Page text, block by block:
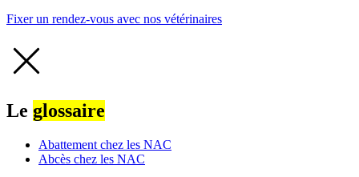
Fixer un rendez-vous avec nos vétérinaires
Le glossaire
Abattement chez les NAC
Abcès chez les NAC